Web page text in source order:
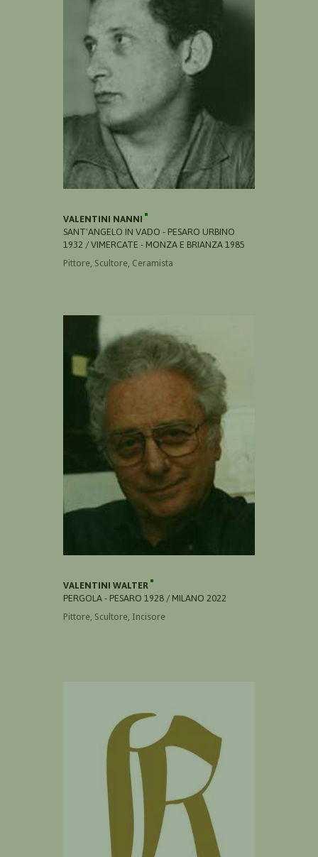
VALENTINI NANNI
SANT'ANGELO IN VADO - PESARO URBINO
1932 / VIMERCATE - MONZA E BRIANZA 1985
Pittore, Scultore, Ceramista
VALENTINI WALTER
PERGOLA - PESARO 1928 / MILANO 2022
Pittore, Scultore, Incisore